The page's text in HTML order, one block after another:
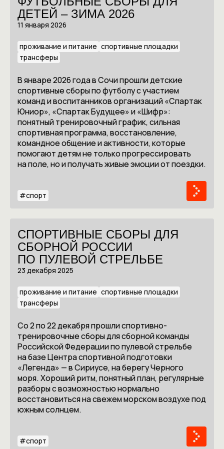
ДЕТЕЙ – ЗИМА 2026
11 января 2026
проживание и питание спортивные площадки
трансферы
В январе 2026 года в Сочи прошли детские
спортивные сборы по футболу с участием
команд и воспитанников организаций «Спартак
Юниор», «Спартак Будущее» и «Шифр»:
понятный тренировочный график, сильная
спортивная программа, восстановление,
командное общение и активности, которые
помогают детям не только прогрессировать
на поле, но и получать живые эмоции от поездки.
#спорт
СПОРТИВНЫЕ СБОРЫ ДЛЯ
СБОРНОЙ РОССИИ
ПО ПУЛЕВОЙ СТРЕЛЬБЕ
23 декабря 2025
проживание и питание спортивные площадки
трансферы
Со 2 по 22 декабря прошли спортивно-
тренировочные сборы для сборной команды
Российской Федерации по пулевой стрельбе
на базе Центра спортивной подготовки
«Легенда» — в Сириусе, на берегу Черного
моря. Хороший ритм, понятный план, регулярные
разборы с возможностью нормально
восстановиться на свежем морском воздухе под
южным солнцем.
#спорт